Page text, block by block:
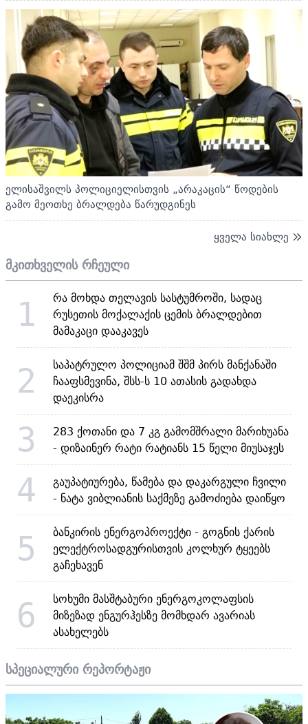
ელისაშვილს პოლიციელისთვის „არაკაცის“ წოდების
გამო მეოთხე ბრალდება წარუდგინეს
ყველა სიახლე
მკითხველის რჩეული
1
რა მოხდა თელავის სასტუმროში, სადაც
რუსეთის მოქალაქის ცემის ბრალდებით
მამაკაცი დააკავეს
2
საპატრულო პოლიციამ შშმ პირს მანქანაში
ჩააფსმევინა, შსს-ს 10 ათასის გადახდა
დაეკისრა
3
283 ქოთანი და 7 კგ გამომშრალი მარიხუანა
- დიზაინერ რატი რატიანს 15 წელი მიუსაჯეს
4
გაუპატიურება, წამება და დაკარგული ჩვილი
- ნატა ვიბლიანის საქმეზე გამოძიება დაიწყო
5
ბანკირის ენერგოპროექტი - გოგნის ქარის
ელექტროსადგურისთვის კოლხურ ტყეებს
გაჩეხავენ
6
სოხუმი მასშტაბური ენერგოკოლაფსის
მიზეზად ენგურჰესზე მომხდარ ავარიას
ასახელებს
სპეციალური რეპორტაჟი